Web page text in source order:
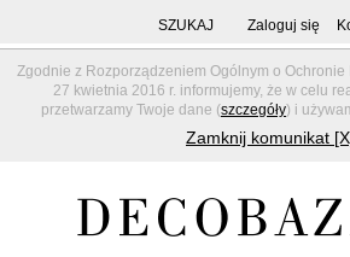
Zgodnie z Rozporządzeniem Ogólnym o
27 kwietnia 2016 r. informujemy, że w celu
przetwarzamy Twoje dane (szczegóły) i
Zamknij komunikat
SZUKAJ Zaloguj się